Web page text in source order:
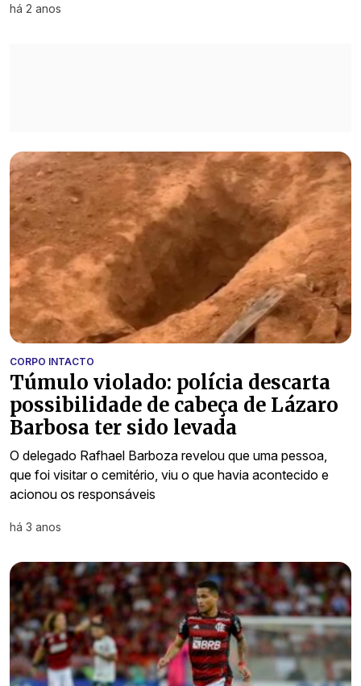
há 2 anos
CORPO INTACTO
Túmulo violado: polícia descarta
possibilidade de cabeça de Lázaro
Barbosa ter sido levada
O delegado Rafhael Barboza revelou que uma pessoa,
que foi visitar o cemitério, viu o que havia acontecido e
acionou os responsáveis
há 3 anos